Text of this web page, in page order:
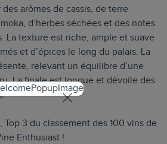
arômes de cassis, de terre
d’herbes séchées et des notes
La texture est riche, ample et suave
et d’épices le long du palais. La
relevant un équilibre d’une
La finale est longue et dévoile des
Top 3 du classement des 100 vins de
Enthusiast !